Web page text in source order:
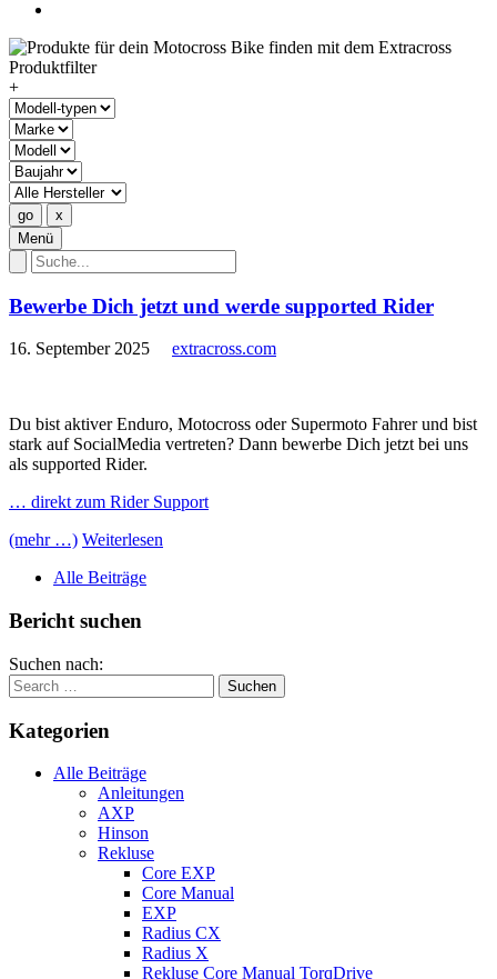
+
Menü
Bewerbe Dich jetzt und werde supported Rider
16. September 2025 extracross.com
Du bist aktiver Enduro, Motocross oder Supermoto Fahrer und bist
stark auf SocialMedia vertreten? Dann bewerbe Dich jetzt bei uns
als supported Rider.
… direkt zum Rider Support
(mehr …) Weiterlesen
Alle Beiträge
Bericht suchen
Suchen nach:
Kategorien
Alle Beiträge
Anleitungen
AXP
Hinson
Rekluse
Core EXP
Core Manual
EXP
Radius CX
Radius X
Rekluse Core Manual TorqDrive